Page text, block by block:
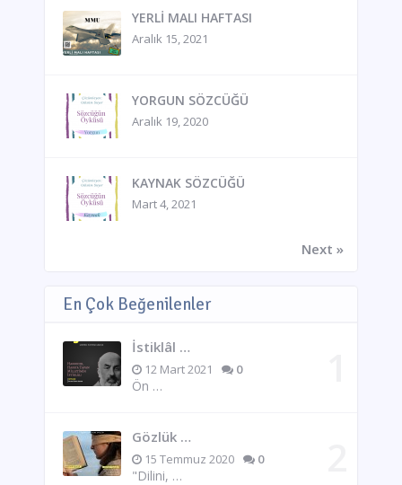
YERLİ MALI HAFTASI
Aralık 15, 2021
YORGUN SÖZCÜĞÜ
Aralık 19, 2020
KAYNAK SÖZCÜĞÜ
Mart 4, 2021
Next »
En Çok Beğenilenler
İstiklâl …
12 Mart 2021 0
Ön …
Gözlük …
15 Temmuz 2020 0
"Dilini, …